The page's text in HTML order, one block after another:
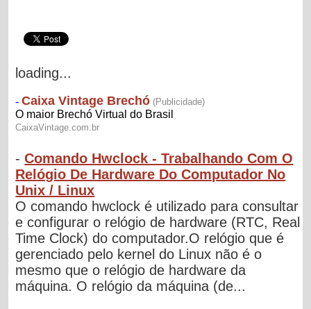
loading...
-Comando Hwclock - Trabalhando Com O
Relógio De Hardware Do Computador No
Unix / Linux
O comando hwclock é utilizado para consultar
e configurar o relógio de hardware (RTC, Real
Time Clock) do computador.O relógio que é
gerenciado pelo kernel do Linux não é o
mesmo que o relógio de hardware da
máquina. O relógio da máquina (de...